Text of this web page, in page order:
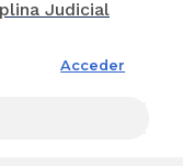
Acceder